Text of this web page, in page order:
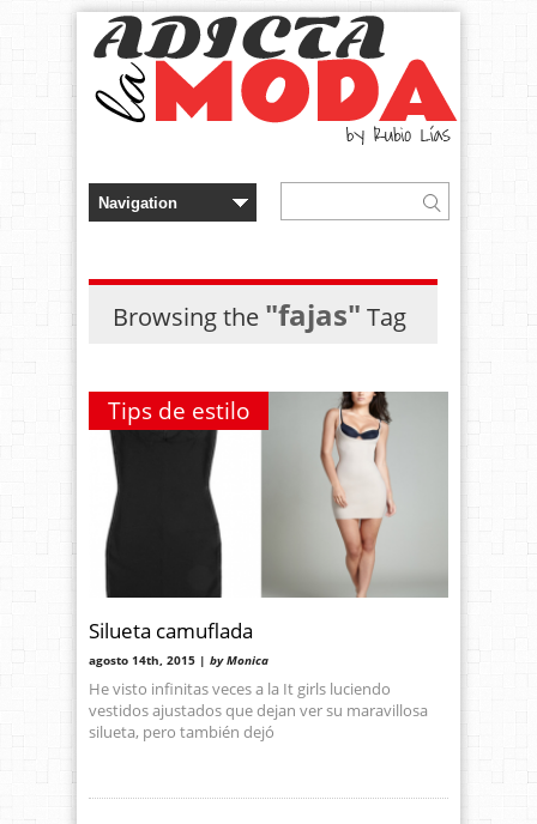
Browsing the "fajas" Tag
Tips de estilo
Silueta camuflada
agosto 14th, 2015 | by Monica
He visto infinitas veces a la It girls luciendo
vestidos ajustados que dejan ver su maravillosa
silueta, pero también dejó